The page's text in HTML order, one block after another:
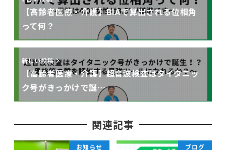
【高齢者医療・介護】BIAで算出される位相角
って何？
新しい投稿
【高齢者医療・介護】超音波検査はタイタニッ
ク号がきっかけで誕…
関連記事
お知らせ ブログ